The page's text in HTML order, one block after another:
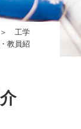
工学
教員紹